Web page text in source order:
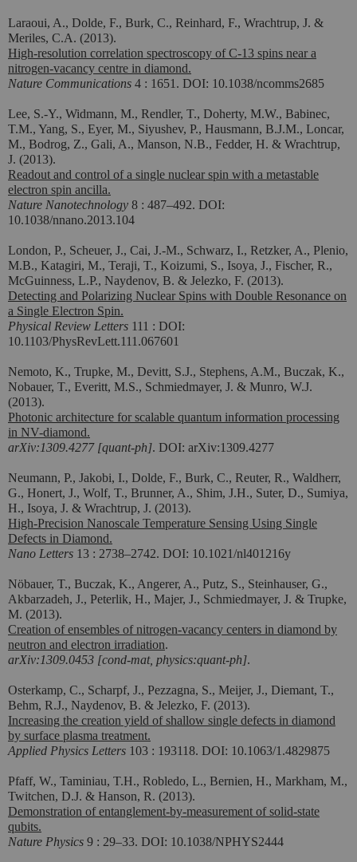
Laraoui, A., Dolde, F., Burk, C., Reinhard, F., Wrachtrup, J. &
Meriles, C.A. (2013).
High-resolution correlation spectroscopy of C-13 spins near a
nitrogen-vacancy centre in diamond.
Nature Communications 4 : 1651. DOI: 10.1038/ncomms2685
Lee, S.-Y., Widmann, M., Rendler, T., Doherty, M.W., Babinec,
T.M., Yang, S., Eyer, M., Siyushev, P., Hausmann, B.J.M., Loncar,
M., Bodrog, Z., Gali, A., Manson, N.B., Fedder, H. & Wrachtrup,
J. (2013).
Readout and control of a single nuclear spin with a metastable
electron spin ancilla.
Nature Nanotechnology 8 : 487–492. DOI:
10.1038/nnano.2013.104
London, P., Scheuer, J., Cai, J.-M., Schwarz, I., Retzker, A., Plenio,
M.B., Katagiri, M., Teraji, T., Koizumi, S., Isoya, J., Fischer, R.,
McGuinness, L.P., Naydenov, B. & Jelezko, F. (2013).
Detecting and Polarizing Nuclear Spins with Double Resonance on
a Single Electron Spin.
Physical Review Letters 111 : DOI:
10.1103/PhysRevLett.111.067601
Nemoto, K., Trupke, M., Devitt, S.J., Stephens, A.M., Buczak, K.,
Nobauer, T., Everitt, M.S., Schmiedmayer, J. & Munro, W.J.
(2013).
Photonic architecture for scalable quantum information processing
in NV-diamond.
arXiv:1309.4277 [quant-ph]. DOI: arXiv:1309.4277
Neumann, P., Jakobi, I., Dolde, F., Burk, C., Reuter, R., Waldherr,
G., Honert, J., Wolf, T., Brunner, A., Shim, J.H., Suter, D., Sumiya,
H., Isoya, J. & Wrachtrup, J. (2013).
High-Precision Nanoscale Temperature Sensing Using Single
Defects in Diamond.
Nano Letters 13 : 2738–2742. DOI: 10.1021/nl401216y
Nöbauer, T., Buczak, K., Angerer, A., Putz, S., Steinhauser, G.,
Akbarzadeh, J., Peterlik, H., Majer, J., Schmiedmayer, J. & Trupke,
M. (2013).
Creation of ensembles of nitrogen-vacancy centers in diamond by
neutron and electron irradiation.
arXiv:1309.0453 [cond-mat, physics:quant-ph].
Osterkamp, C., Scharpf, J., Pezzagna, S., Meijer, J., Diemant, T.,
Behm, R.J., Naydenov, B. & Jelezko, F. (2013).
Increasing the creation yield of shallow single defects in diamond
by surface plasma treatment.
Applied Physics Letters 103 : 193118. DOI: 10.1063/1.4829875
Pfaff, W., Taminiau, T.H., Robledo, L., Bernien, H., Markham, M.,
Twitchen, D.J. & Hanson, R. (2013).
Demonstration of entanglement-by-measurement of solid-state
qubits.
Nature Physics 9 : 29–33. DOI: 10.1038/NPHYS2444